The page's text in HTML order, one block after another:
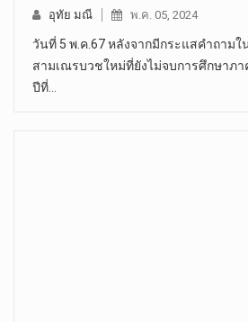
อุทัย มณี พ.ค. 05, 2024
วันที่ 5 พ.ค.67 หลังจากมีกระแสคำถาม
สามเณรบวชใหม่ที่ยังไม่จบการศึกษาภ
ปีที่…